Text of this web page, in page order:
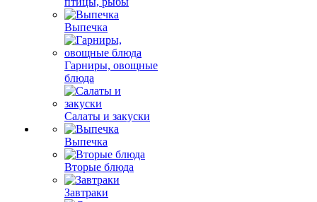
Выпечка
Гарниры, овощные
блюда
Салаты и закуски
Выпечка
Вторые блюда
Завтраки